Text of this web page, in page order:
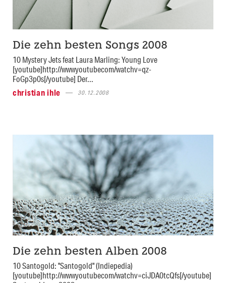
Die zehn besten Songs 2008
10 Mystery Jets feat Laura Marling: Young Love
[youtube]http://wwwyoutubecom/watchv=qz-
FoGp3p0s[/youtube] Der...
christian ihle
30.12.2008
Die zehn besten Alben 2008
10 Santogold: "Santogold" (Indiepedia)
[youtube]http://wwwyoutubecom/watchv=ciJDA0tcQfs[/youtube]